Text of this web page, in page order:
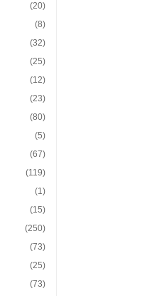
(20)
(8)
(32)
(25)
(12)
(23)
(80)
(5)
(67)
(119)
(1)
(15)
(250)
(73)
(25)
(73)